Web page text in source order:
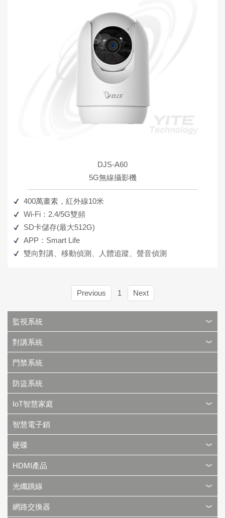
DJS-A60
5G無線攝影機
400萬畫素，紅外線10米
Wi-Fi：2.4/5G雙頻
SD卡儲存(最大512G)
APP：Smart Life
雙向對講、移動偵測、人體追蹤、聲音偵測
Previous 1 Next
監視系統
對講系統
門禁系統
防盜系統
IoT智慧家庭
智慧電子鎖
硬碟
HDMI產品
光纖跳線
網路交換器